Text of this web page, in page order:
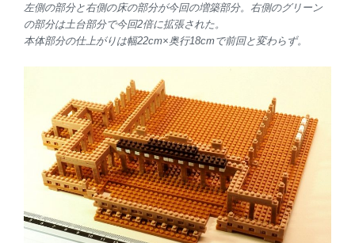
左側の部分と右側の床の部分が今回の増築部分。右側のグリーン
の部分は土台部分で今回2倍に拡張された。
本体部分の仕上がりは幅22cm×奥行18cmで前回と変わらず。